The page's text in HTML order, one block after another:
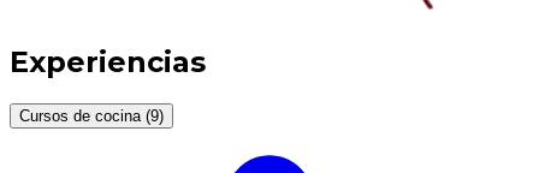
Experiencias
Cursos de cocina (9)